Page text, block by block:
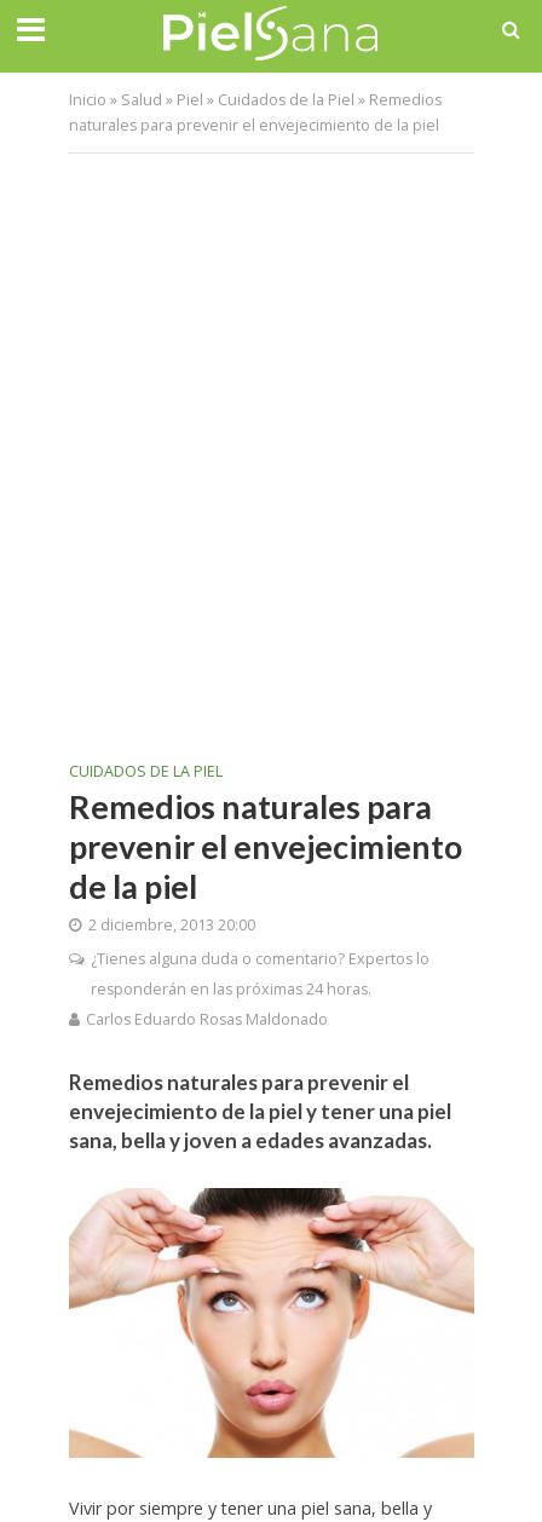
Inicio » Salud » Piel » Cuidados de la Piel » Remedios
naturales para prevenir el envejecimiento de la piel
CUIDADOS DE LA PIEL
Remedios naturales para
prevenir el envejecimiento
de la piel
2 diciembre, 2013 20:00
¿Tienes alguna duda o comentario? Expertos lo
responderán en las próximas 24 horas.
Carlos Eduardo Rosas Maldonado
Remedios naturales para prevenir el
envejecimiento de la piel y tener una piel
sana, bella y joven a edades avanzadas.
Vivir por siempre y tener una piel sana, bella y